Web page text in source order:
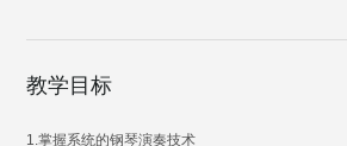
教学目标
1.掌握系统的钢琴演奏技术